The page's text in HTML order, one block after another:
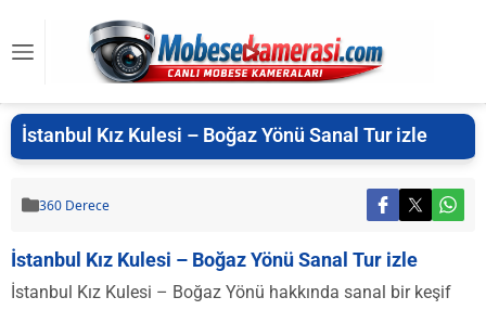
İstanbul Kız Kulesi – Boğaz Yönü Sanal Tur izle
360 Derece
İstanbul Kız Kulesi – Boğaz Yönü Sanal Tur izle
İstanbul Kız Kulesi – Boğaz Yönü hakkında sanal bir keşif